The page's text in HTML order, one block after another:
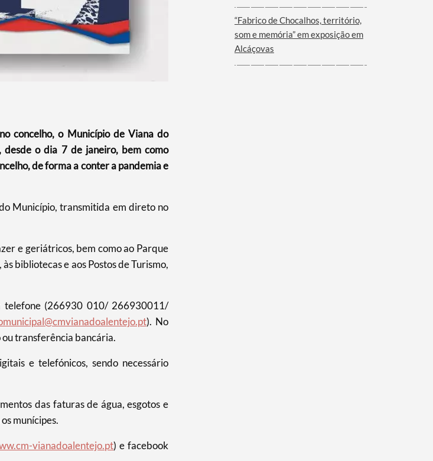
concelho, o Município de Viana do
o dia 7 de janeiro, bem como
de forma a conter a pandemia e
Município, transmitida em direto no
e geriátricos, bem como ao Parque
bibliotecas e aos Postos de Turismo,
telefone (266930 010/ 266930011/
). No
transferência bancária.
e telefónicos, sendo necessário
das faturas de água, esgotos e
munícipes.
vianadoalentejo.pt) e facebook
“Fabrico de Chocalhos, território,
som e memória” em exposição em
Alcáçovas